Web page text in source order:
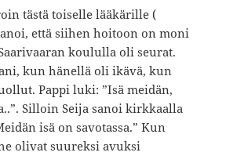
tästä toiselle lääkärille (
että siihen hoitoon on moni
koululla oli seurat.
kun hänellä oli ikävä, kun
Pappi luki: ”Isä meidän,
Silloin Seija sanoi kirkkaalla
isä on savotassa.” Kun
olivat suureksi avuksi